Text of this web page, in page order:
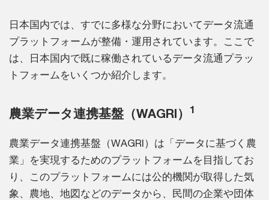
日本国内では、すでに多様な分野においてデータ流通
プラットフォームが整備・運用されています。ここで
は、日本国内で既に稼働されているデータ流通プラッ
トフォームをいくつか紹介します。
農業データ連携基盤（WAGRI） 1
農業データ連携基盤（WAGRI）は「データに基づく農
業」を実現するためのプラットフォームを目指してお
り、このプラットフォームには公的機関が取得した気
象、農地、地図などのデータから、民間の企業や団体